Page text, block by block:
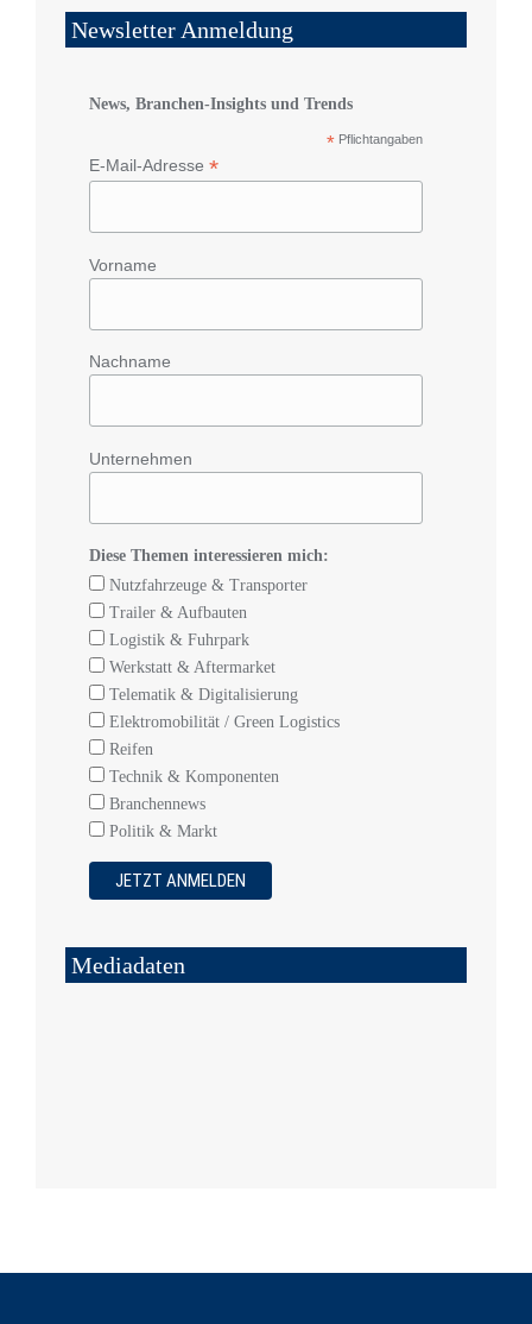
Newsletter Anmeldung
News, Branchen-Insights und Trends
* Pflichtangaben
E-Mail-Adresse *
Vorname
Nachname
Unternehmen
Diese Themen interessieren mich:
Nutzfahrzeuge & Transporter
Trailer & Aufbauten
Logistik & Fuhrpark
Werkstatt & Aftermarket
Telematik & Digitalisierung
Elektromobilität / Green Logistics
Reifen
Technik & Komponenten
Branchennews
Politik & Markt
Mediadaten